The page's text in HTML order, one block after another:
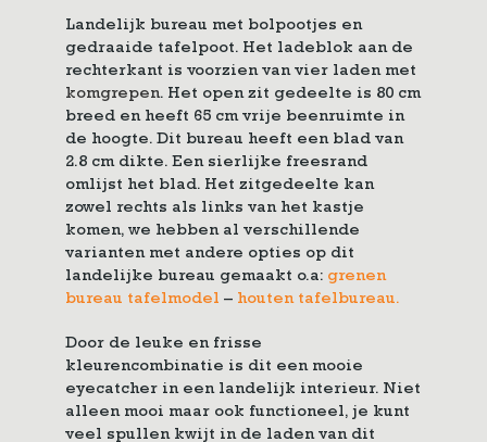
Landelijk bureau met bolpootjes en
gedraaide tafelpoot. Het ladeblok aan de
rechterkant is voorzien van vier laden met
komgrepen. Het open zit gedeelte is 80 cm
breed en heeft 65 cm vrije beenruimte in
de hoogte. Dit bureau heeft een blad van
2.8 cm dikte. Een sierlijke freesrand
omlijst het blad. Het zitgedeelte kan
zowel rechts als links van het kastje
komen, we hebben al verschillende
varianten met andere opties op dit
landelijke bureau gemaakt o.a: grenen
bureau tafelmodel – houten tafelbureau.
Door de leuke en frisse
kleurencombinatie is dit een mooie
eyecatcher in een landelijk interieur. Niet
alleen mooi maar ook functioneel, je kunt
veel spullen kwijt in de laden van dit